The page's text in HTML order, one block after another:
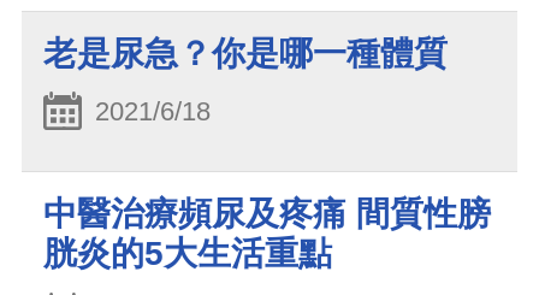
老是尿急？你是哪一種體質
2021/6/18
中醫治療頻尿及疼痛 間質性膀
胱炎的5大生活重點